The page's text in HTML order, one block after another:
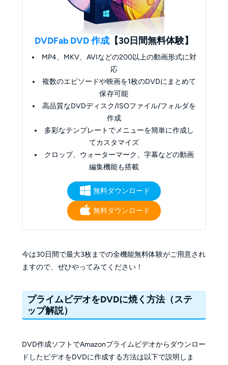
DVDFab DVD 作成 【30日間無料体験】
MP4、MKV、AVIなどの200以上の動画形式に対
応
複数のエピソードや映画を1枚のDVDにまとめて
保存可能
高品質なDVDディスク/ISOファイル/フォルダを
作成
多彩なテンプレートでメニューを簡単に作成し
てカスタマイズ
クロップ、ウォーターマーク、字幕などの動画
編集機能も搭載
無料ダウンロード
無料ダウンロード
今は30日間で最大3枚までの全機能無料体験がご用意され
ますので、ぜひやってみてください！
プライムビデオをDVDに焼く方法（ステ
ップ解説）
DVD作成ソフトでAmazonプライムビデオからダウンロー
ドしたビデオをDVDに作成する方法は以下で説明しま